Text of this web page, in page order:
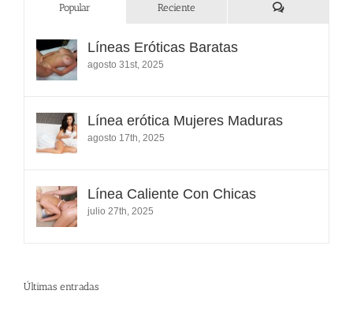
Popular Reciente Comentarios
Líneas Eróticas Baratas
agosto 31st, 2025
Línea erótica Mujeres Maduras
agosto 17th, 2025
Línea Caliente Con Chicas
julio 27th, 2025
Últimas entradas